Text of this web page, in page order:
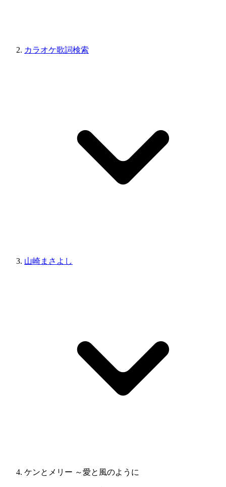
カラオケ歌詞検索
山崎まさよし
ケンとメリー ～愛と風のように